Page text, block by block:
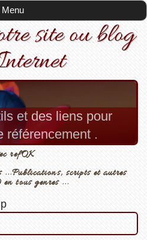
Menu
site ou blog
et des liens pour
référencement .
refOK
...Publications, scripts et autres
tous genres ...